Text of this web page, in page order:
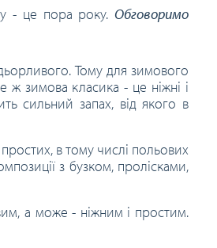
- це пора року. Обговоримо
Тому для зимового
ж зимова класика - це ніжні і
сильний запах, від якого в
простих, в тому числі польових
з бузком, пролісками,
а може - ніжним і простим.